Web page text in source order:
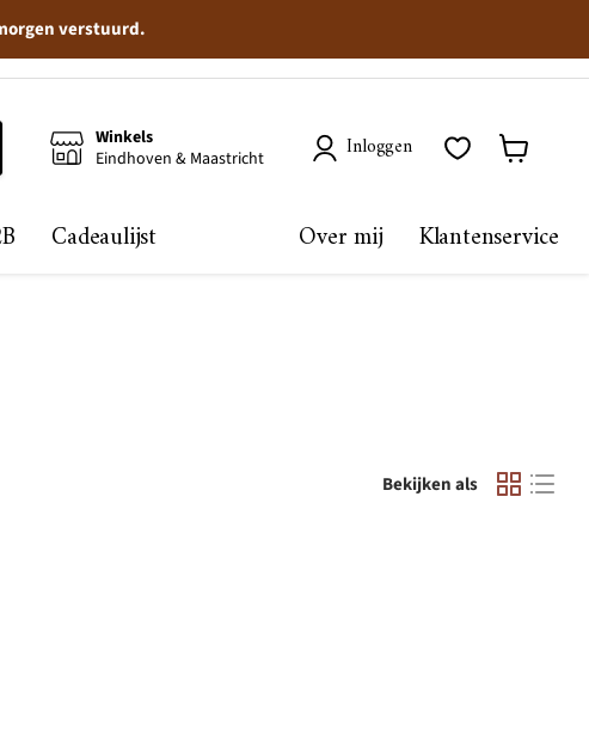
verstuurd.
Winkels
Eindhoven & Maastricht
Inloggen
Cadeaulijst Over mij Klantenservice
Bekijken als